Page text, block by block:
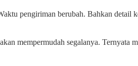
pengiriman berubah. Bahkan
mempermudah segalanya. Ternyata